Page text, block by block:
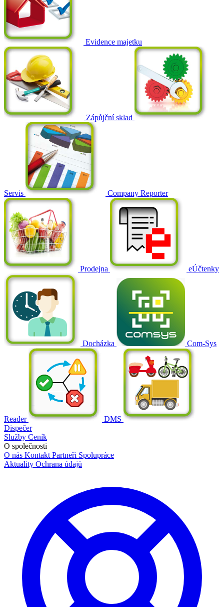
Evidence majetku
Zápůjční sklad
Servis Company Reporter
Prodejna eÚčtenky
Docházka Com-Sys
Reader
DMS
Dispečer
Služby Ceník
O společnosti
O nás Kontakt Partneři Spolupráce
Aktuality Ochrana údajů